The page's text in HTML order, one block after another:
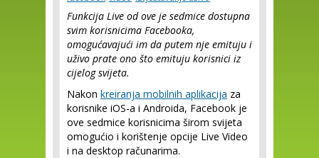
Funkcija Live od ove je sedmice dostupna
svim korisnicima Facebooka,
omogućavajući im da putem nje emituju i
uživo prate ono što emituju korisnici iz
cijelog svijeta.
Nakon kreiranja mobilnih aplikacija za
korisnike iOS-a i Androida, Facebook je
ove sedmice korisnicima širom svijeta
omogućio i korištenje opcije Live Video
i na desktop računarima.